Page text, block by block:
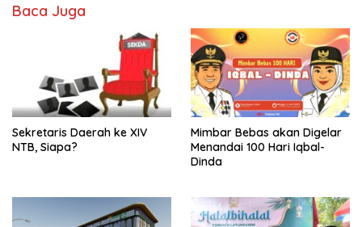
Baca Juga
Sekretaris Daerah ke XIV
NTB, Siapa?
Mimbar Bebas akan Digelar
Menandai 100 Hari Iqbal-
Dinda